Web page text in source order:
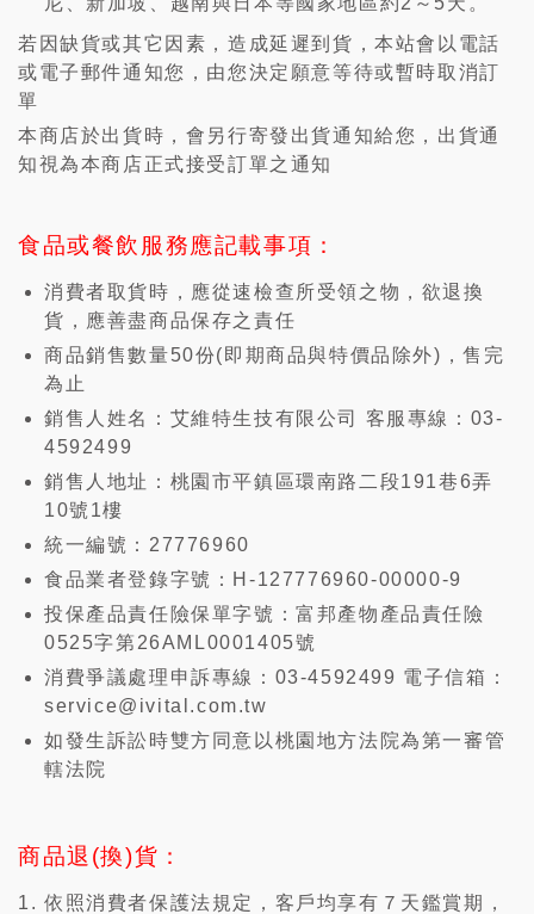
若因缺貨或其它因素，造成延遲到貨，本站會以電話
或電子郵件通知您，由您決定願意等待或暫時取消訂
單
本商店於出貨時，會另行寄發出貨通知給您，出貨通
知視為本商店正式接受訂單之通知
食品或餐飲服務應記載事項：
消費者取貨時，應從速檢查所受領之物，欲退換
貨，應善盡商品保存之責任
商品銷售數量50份(即期商品與特價品除外)，售完
為止
銷售人姓名：艾維特生技有限公司 客服專線：03-
4592499
銷售人地址：桃園市平鎮區環南路二段191巷6弄
10號1樓
統一編號：27776960
食品業者登錄字號：H-127776960-00000-9
投保產品責任險保單字號：富邦產物產品責任險
0525字第26AML0001405號
消費爭議處理申訴專線：03-4592499 電子信箱：
service@ivital.com.tw
如發生訴訟時雙方同意以桃園地方法院為第一審管
轄法院
商品退(換)貨：
依照消費者保護法規定，客戶均享有７天鑑賞期，